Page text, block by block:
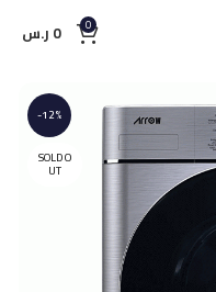
0
0 ر.س
-12%
SOLD O
UT